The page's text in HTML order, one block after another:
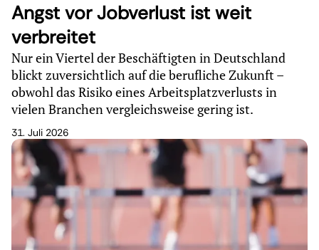
Angst vor Jobverlust ist weit
verbreitet
Nur ein Viertel der Beschäftigten in Deutschland
blickt zuversichtlich auf die berufliche Zukunft –
obwohl das Risiko eines Arbeitsplatzverlusts in
vielen Branchen vergleichsweise gering ist.
31. Juli 2026